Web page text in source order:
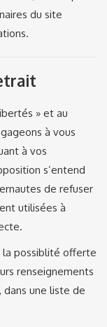
du site
» et au
à vous
à vos
s’entend
de refuser
utilisées à
la possiblité offerte
renseignements
une liste de